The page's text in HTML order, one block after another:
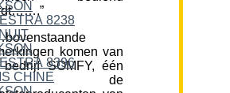
komen van
bedrijf SOMFY, één
de